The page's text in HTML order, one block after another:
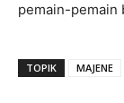
pemain-pemain
TOPIK MAJENE